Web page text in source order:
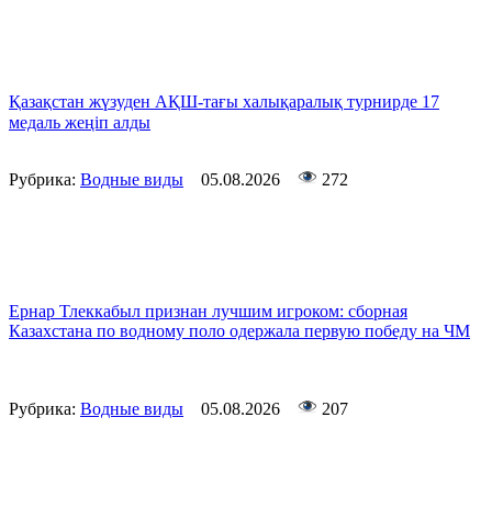
Қазақстан жүзуден АҚШ-тағы халықаралық турнирде 17
медаль жеңіп алды
Рубрика: Водные виды 05.08.2026 272
Ернар Тлеккабыл признан лучшим игроком: сборная
Казахстана по водному поло одержала первую победу на ЧМ
Рубрика: Водные виды 05.08.2026 207